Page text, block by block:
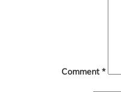
Comment*